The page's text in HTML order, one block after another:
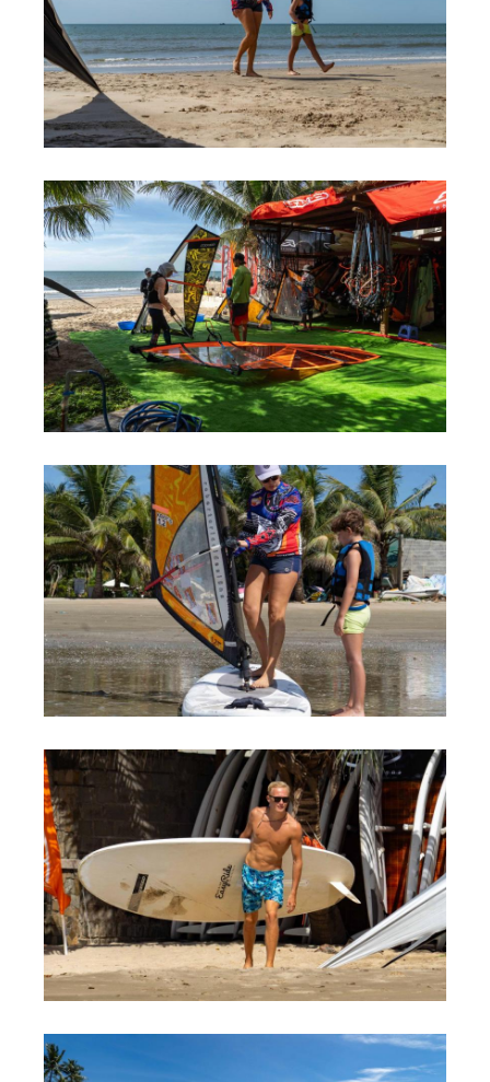
Фото
Видео
Места катания
Наши станции
Ветратория.Дахаб
Ветратория Россия
Ветратория.Вьетнам
Цены
Обучение Виндсерфингу
Прокат виндсерфинга и винг фойла
Классический серфинг и SUP
Продажа оборудования
Обучение кайтсерфингу
Система скидок
Обучение Wing Foil